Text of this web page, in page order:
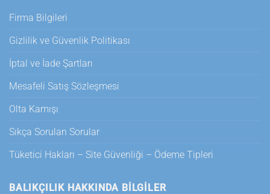
Firma Bilgileri
Gizlilik ve Güvenlik Politikası
İptal ve İade Şartları
Mesafeli Satış Sözleşmesi
Olta Kamışı
Sıkça Sorulan Sorular
Tüketici Hakları – Site Güvenliği – Ödeme Tipleri
BALIKÇILIK HAKKINDA BILGILER